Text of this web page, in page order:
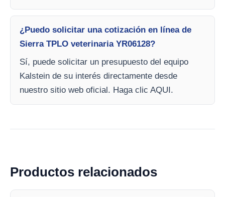
¿Puedo solicitar una cotización en línea de
Sierra TPLO veterinaria YR06128?
Sí, puede solicitar un presupuesto del equipo
Kalstein de su interés directamente desde
nuestro sitio web oficial. Haga clic AQUI.
Productos relacionados